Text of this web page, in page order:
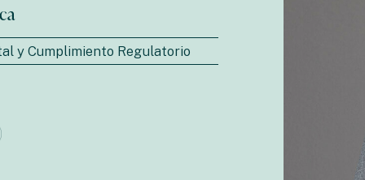
y Cumplimiento Regulatorio